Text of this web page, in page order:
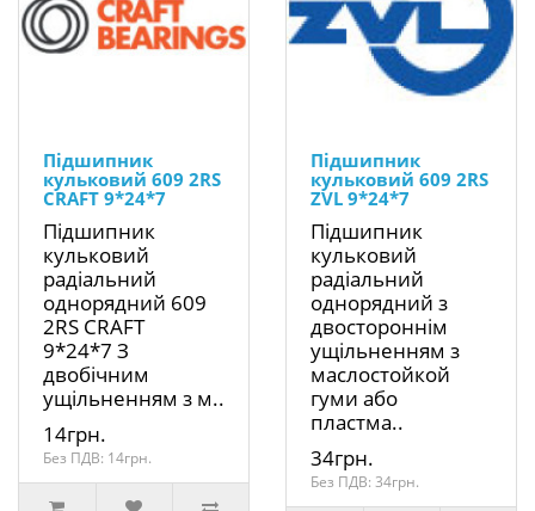
Підшипник
кульковий 609 2RS
CRAFT 9*24*7
Підшипник
кульковий
радіальний
однорядний 609
2RS CRAFT
9*24*7 З
двобічним
ущільненням з м..
14грн.
Без ПДВ: 14грн.
Підшипник
кульковий 609 2RS
ZVL 9*24*7
Підшипник
кульковий
радіальний
однорядний з
двостороннім
ущільненням з
маслостойкой
гуми або
пластма..
34грн.
Без ПДВ: 34грн.